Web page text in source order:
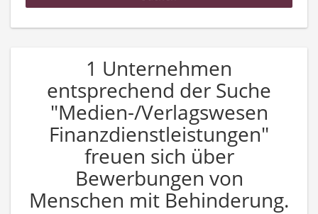
1 Unternehmen
entsprechend der Suche
"Medien-/Verlagswesen
Finanzdienstleistungen"
freuen sich über
Bewerbungen von
Menschen mit Behinderung.